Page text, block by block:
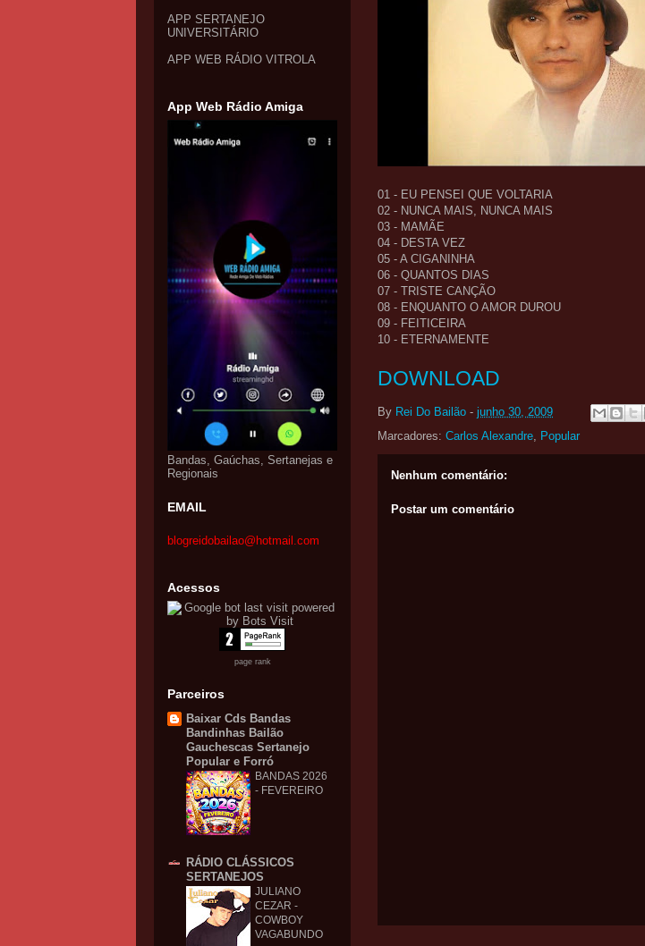
01 - EU PENSEI QUE VOLTARIA
02 - NUNCA MAIS, NUNCA MAIS
03 - MAMÃE
04 - DESTA VEZ
05 - A CIGANINHA
06 - QUANTOS DIAS
07 - TRISTE CANÇÃO
08 - ENQUANTO O AMOR DUROU
09 - FEITICEIRA
10 - ETERNAMENTE
DOWNLOAD
By Rei Do Bailão - junho 30, 2009
Marcadores: Carlos Alexandre, Popular
Nenhum comentário:
Postar um comentário
APP SERTANEJO
UNIVERSITÁRIO
APP WEB RÁDIO VITROLA
App Web Rádio Amiga
Bandas, Gaúchas, Sertanejas e
Regionais
EMAIL
blogreidobailao@hotmail.com
Acessos
page rank
Parceiros
Baixar Cds Bandas
Bandinhas Bailão
Gauchescas Sertanejo
Popular e Forró
BANDAS 2026
- FEVEREIRO
RÁDIO CLÁSSICOS
SERTANEJOS
JULIANO
CEZAR -
COWBOY
VAGABUNDO